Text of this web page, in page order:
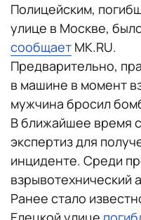
Полицейским,
улице в Москве,
сообщает MK.RU.
Предварительно,
в машине в момент
мужчина бросил
В ближайшее время
экспертиз для
инциденте. Среди
взрывотехнический
Ранее стало